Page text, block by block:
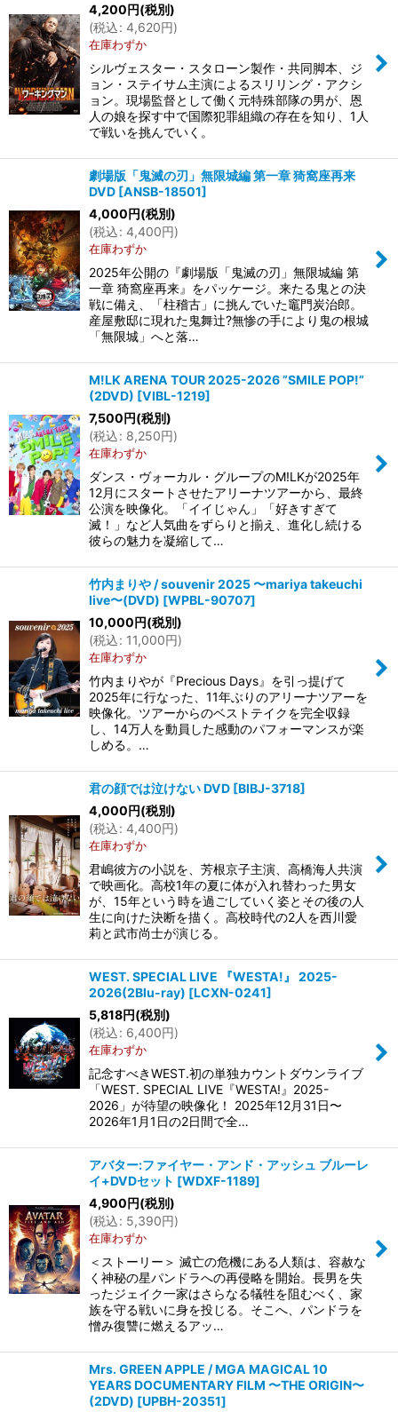
4,200円(税別)
(税込: 4,620円)
在庫わずか
シルヴェスター・スタローン製作・共同脚本、ジ
ョン・ステイサム主演によるスリリング・アクシ
ョン。現場監督として働く元特殊部隊の男が、恩
人の娘を探す中で国際犯罪組織の存在を知り、1人
で戦いを挑んでいく。
劇場版「鬼滅の刃」無限城編 第一章 猗窩座再来
DVD [ANSB-18501]
4,000円(税別)
(税込: 4,400円)
在庫わずか
2025年公開の『劇場版「鬼滅の刃」無限城編 第
一章 猗窩座再来』をパッケージ。来たる鬼との決
戦に備え、「柱稽古」に挑んでいた竈門炭治郎。
産屋敷邸に現れた鬼舞辻?無惨の手により鬼の根城
「無限城」へと落…
M!LK ARENA TOUR 2025-2026 ”SMILE POP!”
(2DVD) [VIBL-1219]
7,500円(税別)
(税込: 8,250円)
在庫わずか
ダンス・ヴォーカル・グループのM!LKが2025年
12月にスタートさせたアリーナツアーから、最終
公演を映像化。「イイじゃん」「好きすぎて
滅！」など人気曲をずらりと揃え、進化し続ける
彼らの魅力を凝縮して…
竹内まりや / souvenir 2025 〜mariya takeuchi
live〜(DVD) [WPBL-90707]
10,000円(税別)
(税込: 11,000円)
在庫わずか
竹内まりやが『Precious Days』を引っ提げて
2025年に行なった、11年ぶりのアリーナツアーを
映像化。ツアーからのベストテイクを完全収録
し、14万人を動員した感動のパフォーマンスが楽
しめる。…
君の顔では泣けない DVD [BIBJ-3718]
4,000円(税別)
(税込: 4,400円)
在庫わずか
君嶋彼方の小説を、芳根京子主演、高橋海人共演
で映画化。高校1年の夏に体が入れ替わった男女
が、15年という時を過ごしていく姿とその後の人
生に向けた決断を描く。高校時代の2人を西川愛
莉と武市尚士が演じる。
WEST. SPECIAL LIVE 『WESTA!』 2025-
2026(2Blu-ray) [LCXN-0241]
5,818円(税別)
(税込: 6,400円)
在庫わずか
記念すべきWEST.初の単独カウントダウンライブ
「WEST. SPECIAL LIVE『WESTA!』2025-
2026」が待望の映像化！ 2025年12月31日〜
2026年1月1日の2日間で全…
アバター:ファイヤー・アンド・アッシュ ブルーレ
イ+DVDセット [WDXF-1189]
4,900円(税別)
(税込: 5,390円)
在庫わずか
＜ストーリー＞ 滅亡の危機にある人類は、容赦な
く神秘の星パンドラへの再侵略を開始。長男を失
ったジェイク一家はさらなる犠牲を阻むべく、家
族を守る戦いに身を投じる。そこへ、パンドラを
憎み復讐に燃えるアッ…
Mrs. GREEN APPLE / MGA MAGICAL 10
YEARS DOCUMENTARY FILM 〜THE ORIGIN〜
(2DVD) [UPBH-20351]